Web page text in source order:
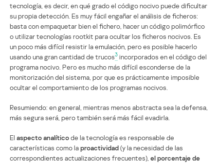
tecnología, es decir, en qué grado el código nocivo puede dificultar
su propia detección. Es muy fácil engañar el análisis de ficheros:
basta con empaquetar bien el fichero, hacer un código polimórfico
o utilizar tecnologías rootkit para ocultar los ficheros nocivos. Es
un poco más difícil resistir la emulación, pero es posible hacerlo
usando una gran cantidad de trucos3 incorporados en el código del
programa nocivo. Pero es mucho más difícil esconderse de la
monitorización del sistema, por que es prácticamente imposible
ocultar el comportamiento de los programas nocivos.
Resumiendo: en general, mientras menos abstracta sea la defensa,
más segura será, pero también será más fácil evadirla.
El aspecto analíticode la tecnología es responsable de
características como laproactividad(y la necesidad de las
correspondientes actualizaciones frecuentes), el porcentaje de